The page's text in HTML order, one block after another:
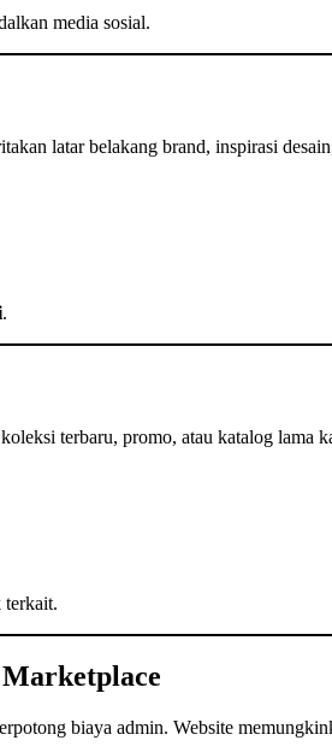
media sosial.
latar belakang brand, inspirasi
.
terbaru, promo, atau katalog lama
terkait.
biaya admin. Website